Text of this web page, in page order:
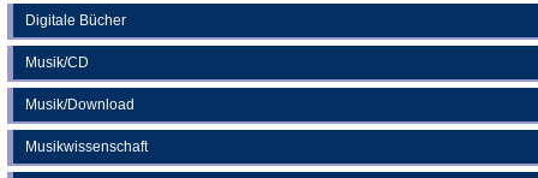
Digitale Bücher
Musik/CD
Musik/Download
Musikwissenschaft